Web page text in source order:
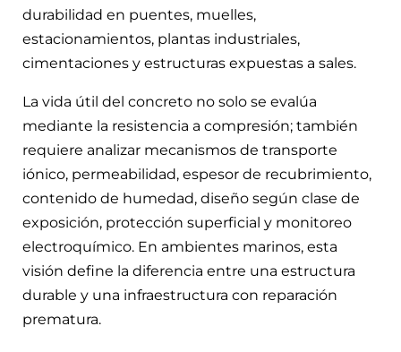
durabilidad en puentes, muelles,
estacionamientos, plantas industriales,
cimentaciones y estructuras expuestas a sales.
La vida útil del concreto no solo se evalúa
mediante la resistencia a compresión; también
requiere analizar mecanismos de transporte
iónico, permeabilidad, espesor de recubrimiento,
contenido de humedad, diseño según clase de
exposición, protección superficial y monitoreo
electroquímico. En ambientes marinos, esta
visión define la diferencia entre una estructura
durable y una infraestructura con reparación
prematura.